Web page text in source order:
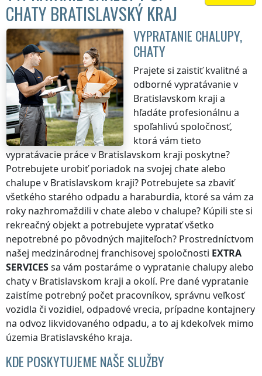
CHATY BRATISLAVSKÝ KRAJ
VYPRATANIE CHALUPY,
CHATY
Prajete si zaistiť kvalitné a
odborné vypratávaniev
Bratislavskom kraji a
hľadáte profesionálnu a
spoľahlivú spoločnosť,
ktorá vám tieto
vypratávacie prácev Bratislavskom kraji poskytne?
Potrebujete urobiť poriadok na svojej chate alebo
chalupev Bratislavskom kraji? Potrebujete sa zbaviť
všetkého starého odpadu a haraburdia, ktoré sa vám za
roky nazhromaždili v chate alebo v chalupe? Kúpili ste si
rekreačný objekt a potrebujete vypratať všetko
nepotrebné po pôvodných majiteľoch? Prostredníctvom
našej medzinárodnej franchisovej spoločnosti EXTRA
SERVICESsa vám postaráme o vypratanie chalupy alebo
chatyv Bratislavskom kraji a okolí. Pre dané vypratanie
zaistíme potrebný počet pracovníkov, správnu veľkosť
vozidla či vozidiel, odpadové vrecia, prípadne kontajnery
na odvoz likvidovaného odpadu, a to aj kdekoľvek mimo
územia Bratislavského kraja.
KDE POSKYTUJEME NAŠE SLUŽBY